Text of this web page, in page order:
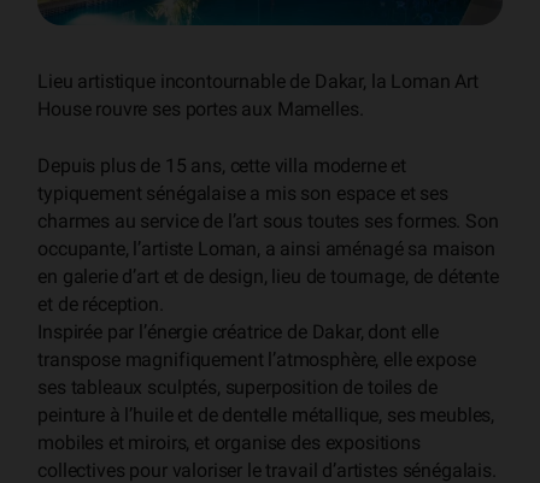
Lieu artistique incontournable de Dakar, la Loman Art
House rouvre ses portes aux Mamelles.
Depuis plus de 15 ans, cette villa moderne et
typiquement sénégalaise a mis son espace et ses
charmes au service de l’art sous toutes ses formes. Son
occupante, l’artiste Loman, a ainsi aménagé sa maison
en galerie d’art et de design, lieu de tournage, de détente
et de réception.
Inspirée par l’énergie créatrice de Dakar, dont elle
transpose magnifiquement l’atmosphère, elle expose
ses tableaux sculptés, superposition de toiles de
peinture à l’huile et de dentelle métallique, ses meubles,
mobiles et miroirs, et organise des expositions
collectives pour valoriser le travail d’artistes sénégalais.